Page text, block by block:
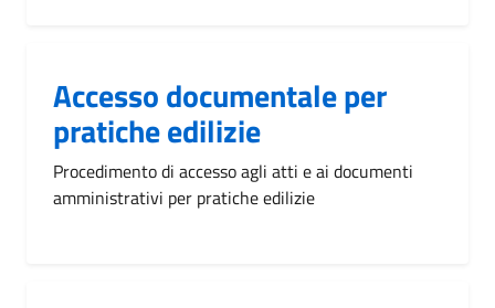
Accesso documentale per
pratiche edilizie
Procedimento di accesso agli atti e ai documenti
amministrativi per pratiche edilizie